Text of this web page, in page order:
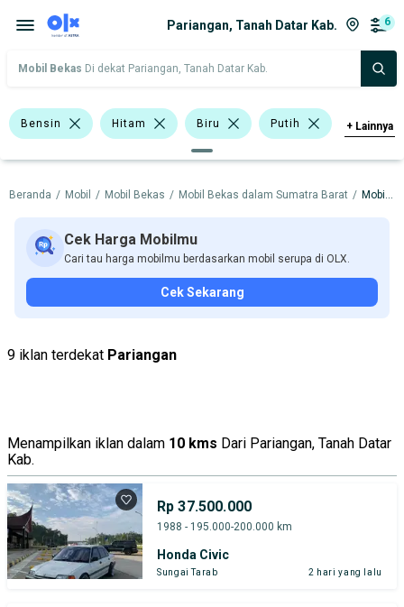
Pariangan, Tanah Datar Kab. 6
Mobil Bekas Di dekat Pariangan, Tanah Datar Kab.
Bensin Hitam Biru Putih
>1.000 - 1.500 Cc >1.500 - 2.000 Cc
Sedan Toyota Altis Toyota Vios
BMW Datsun Honda
Tipe Bodi Tipe Membership
+ Lainnya
Beranda / Mobil / Mobil Bekas / Mobil Bekas dalam Sumatra Barat / Mobil Bekas dalam Tanah Datar Kab.
Cek Harga Mobilmu
Cari tau harga mobilmu berdasarkan mobil serupa di OLX.
Cek Sekarang
9 iklan terdekat Pariangan
Menampilkan iklan dalam 10 kms Dari Pariangan, Tanah Datar
Kab.
Rp 37.500.000
1988 - 195.000-200.000 km
Honda Civic
Sungai Tarab 2 hari yang lalu